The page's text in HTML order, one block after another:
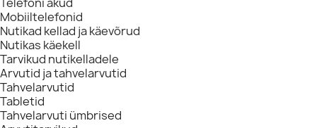
Mobiiltelefonid
Nutikad kellad ja käevõrud
Nutikas käekell
Tarvikud nutikelladele
Arvutid ja tahvelarvutid
Tahvelarvutid
Tabletid
Tahvelarvuti ümbrised